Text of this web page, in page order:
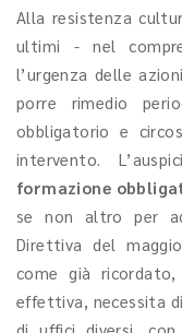
Alla resistenza
ultimi - nel
l’urgenza delle
porre rimedio
obbligatorio e
intervento.
formazione
se non altro per
Direttiva del
come già
effettiva, necessita